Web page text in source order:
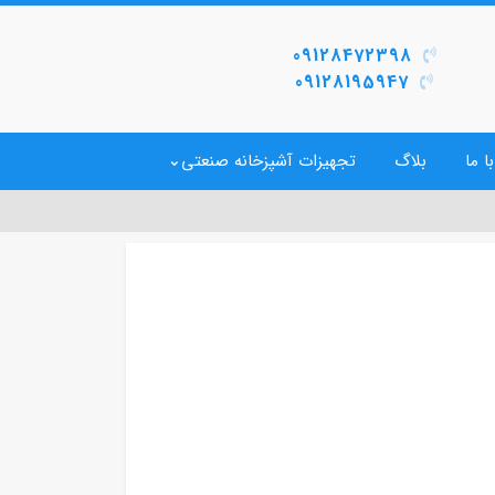
09128472398
09128195947
ما بلاگ تجهیزات آشپزخانه صنعتی